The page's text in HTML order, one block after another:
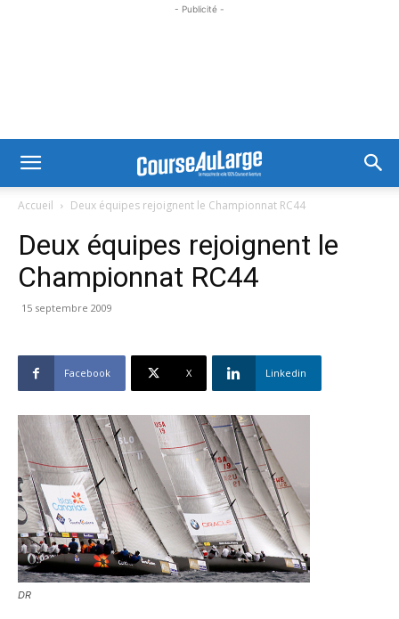
- Publicité -
Accueil Deux équipes rejoignent le Championnat RC44
Deux équipes rejoignent le
Championnat RC44
15 septembre 2009
Facebook X Linkedin
DR